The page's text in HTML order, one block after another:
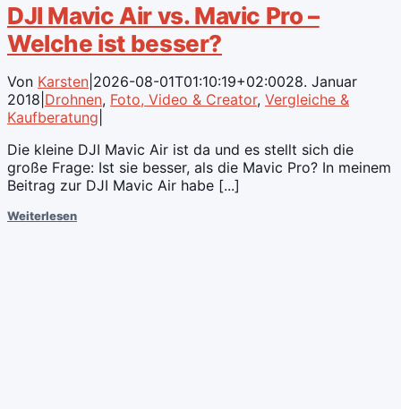
DJI Mavic Air vs. Mavic Pro –
Welche ist besser?
Von Karsten 2026-08-01T01:10:19+02:0028. Januar
2018 Drohnen, Foto, Video & Creator, Vergleiche &
Kaufberatung
Die kleine DJI Mavic Air ist da und es stellt sich die
große Frage: Ist sie besser, als die Mavic Pro? In meinem
Beitrag zur DJI Mavic Air habe [...]
Weiterlesen